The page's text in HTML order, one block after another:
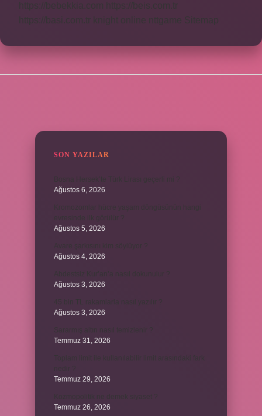
https://bebekkia.com
https://beis.com.tr
https://basi.com.tr
knight online nttgame Sitemap
SON YAZILAR
Ağustos 6, 2026
Ağustos 5, 2026
Ağustos 4, 2026
Ağustos 3, 2026
Ağustos 3, 2026
Temmuz 31, 2026
Temmuz 29, 2026
Temmuz 26, 2026